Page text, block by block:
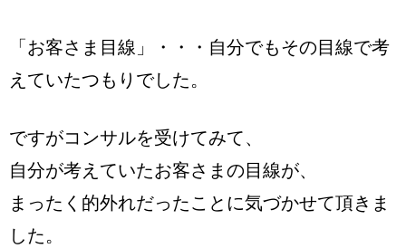
「お客さま目線」
・・・自分でもその目線で考
えていたつもりでした。
ですがコンサルを受けてみて、
自分が考えていたお客さまの目線が、
まったく的外れだったことに気づかせて頂きま
した。